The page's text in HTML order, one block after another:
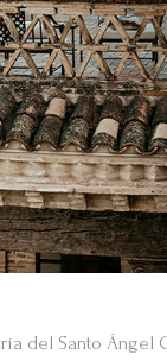
del Santo